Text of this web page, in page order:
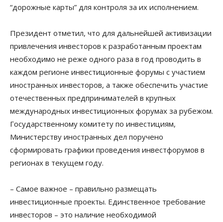
“дорожные карты” для контроля за их исполнением.
Президент отметил, что для дальнейшей активизации
привлечения инвесторов к разработанным проектам
необходимо не реже одного раза в год проводить в
каждом регионе инвестиционные форумы с участием
иностранных инвесторов, а также обеспечить участие
отечественных предпринимателей в крупных
международных инвестиционных форумах за рубежом.
Государственному комитету по инвестициям,
Министерству иностранных дел поручено
сформировать графики проведения инвестфорумов в
регионах в текущем году.
– Самое важное – правильно размещать
инвестиционные проекты. Единственное требование
инвесторов – это наличие необходимой